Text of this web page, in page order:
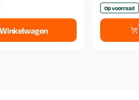
Winkelwagen
Op voorraad